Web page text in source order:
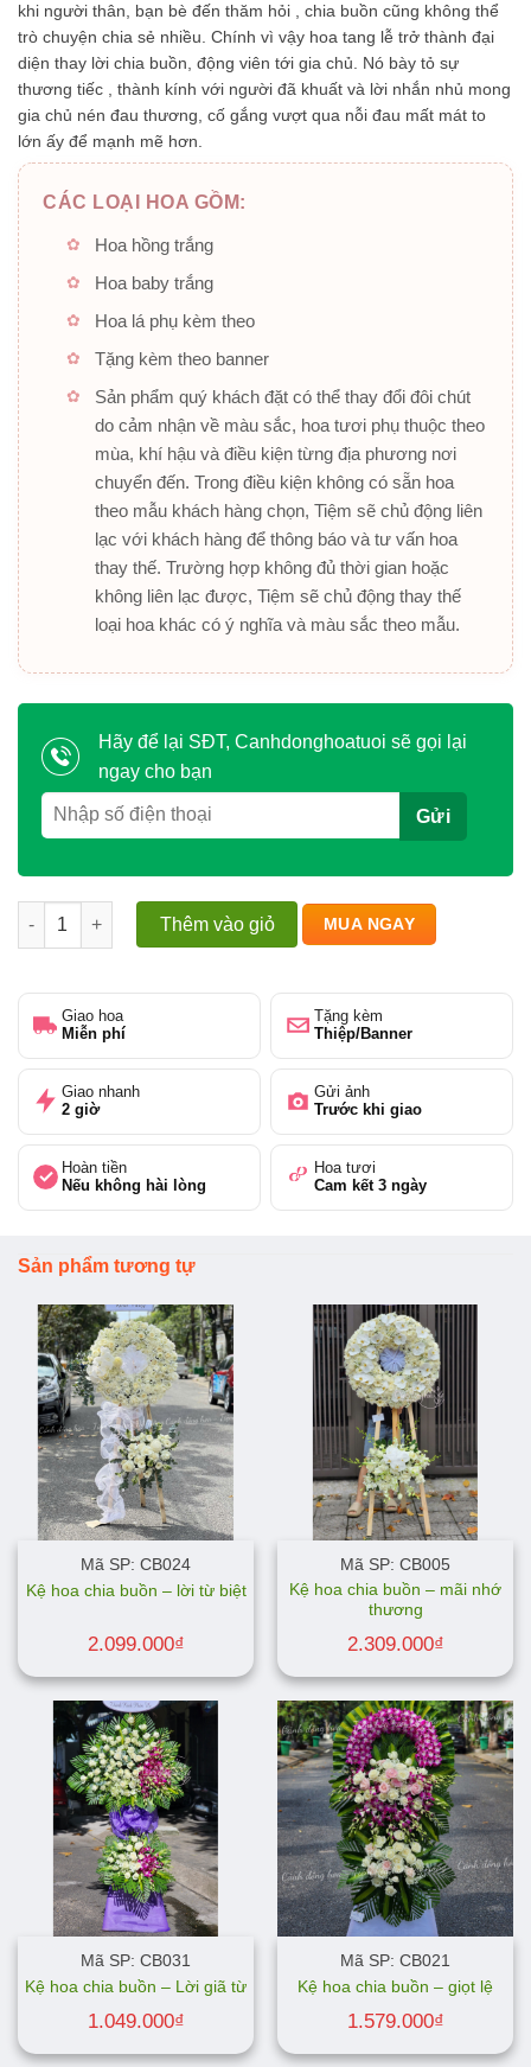
khi người thân, bạn bè đến thăm hỏi , chia buồn cũng không thể
trò chuyện chia sẻ nhiều. Chính vì vậy hoa tang lễ trở thành đại
diện thay lời chia buồn, động viên tới gia chủ. Nó bày tỏ sự
thương tiếc , thành kính với người đã khuất và lời nhắn nhủ mong
gia chủ nén đau thương, cố gắng vượt qua nỗi đau mất mát to
lớn ấy để mạnh mẽ hơn.
CÁC LOẠI HOA GỒM:
Hoa hồng trắng
Hoa baby trắng
Hoa lá phụ kèm theo
Tặng kèm theo banner
Sản phẩm quý khách đặt có thể thay đổi đôi chút
do cảm nhận về màu sắc, hoa tươi phụ thuộc theo
mùa, khí hậu và điều kiện từng địa phương nơi
chuyển đến. Trong điều kiện không có sẵn hoa
theo mẫu khách hàng chọn, Tiệm sẽ chủ động liên
lạc với khách hàng để thông báo và tư vấn hoa
thay thế. Trường hợp không đủ thời gian hoặc
không liên lạc được, Tiệm sẽ chủ động thay thế
loại hoa khác có ý nghĩa và màu sắc theo mẫu.
Hãy để lại SĐT, Canhdonghoatuoi sẽ gọi lại
ngay cho bạn
Ánh sáng vĩnh hằng - Hành trình tạm biệt số lượng
Thêm vào giỏ MUA NGAY
Giao hoa
Miễn phí
Tặng kèm
Thiệp/Banner
Giao nhanh
2 giờ
Gửi ảnh
Trước khi giao
Hoàn tiền
Nếu không hài lòng
Hoa tươi
Cam kết 3 ngày
Sản phẩm tương tự
Mã SP: CB024
Kệ hoa chia buồn – lời từ biệt
2.099.000₫
Mã SP: CB005
Kệ hoa chia buồn – mãi nhớ
thương
2.309.000₫
Mã SP: CB031
Kệ hoa chia buồn – Lời giã từ
1.049.000₫
Mã SP: CB021
Kệ hoa chia buồn – giọt lệ
1.579.000₫